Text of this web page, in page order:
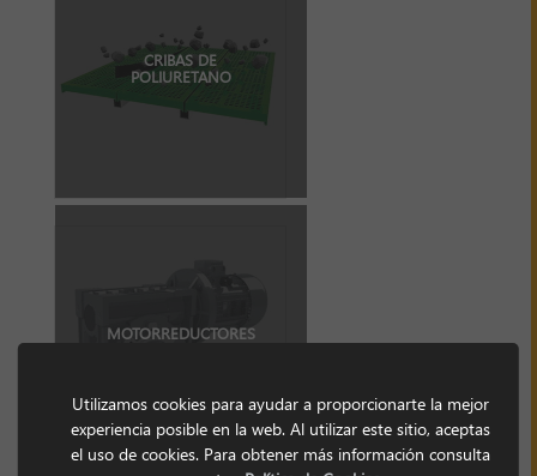
CRIBAS DE
POLIURETANO
MOTORREDUCTORES
Utilizamos cookies para ayudar a proporcionarte la mejor
experiencia posible en la web. Al utilizar este sitio, aceptas
el uso de cookies. Para obtener más información consulta